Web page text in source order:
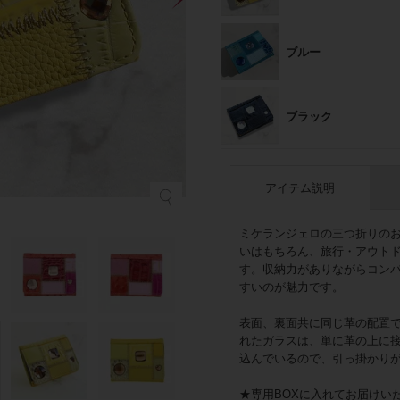
ブルー
ブラック
アイテム説明
ミケランジェロの三つ折りの
いはもちろん、旅行・アウト
す。収納力がありながらコン
すいのが魅力です。
表面、裏面共に同じ革の配置
れたガラスは、単に革の上に
込んでいるので、引っ掛かり
★専用BOXに入れてお届けい